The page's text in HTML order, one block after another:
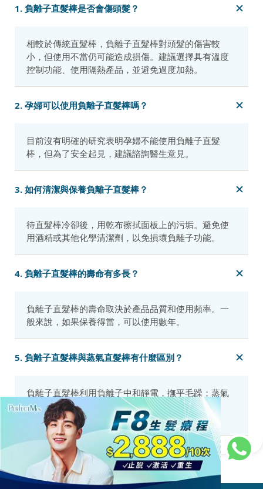
1. 負離子直髮棒是否會傷頭髮？
相較於傳統直髮棒，負離子直髮棒對頭髮的傷害較
小，但使用不當仍可能造成損傷。建議選擇具有溫度
控制功能、使用隔熱產品，並避免過度加熱。
2. 孕婦可以使用負離子直髮棒嗎？
目前沒有明確的研究表明孕婦不能使用負離子直髮
棒，但為了安全起見，建議諮詢醫生意見。
3. 如何清潔與保養負離子直髮棒？
待直髮棒冷卻後，用乾布擦拭面板上的污垢。避免使
用酒精或其他化學清潔劑，以免損壞負離子功能。
4. 負離子直髮棒的壽命有多長？
負離子直髮棒的壽命取決於產品品質和使用頻率。一
般來說，如果保養得當，可以使用數年。
5. 負離子直髮棒與蒸氣直髮棒有什麼區別？
負離子直髮棒利用負離子中和靜電，撫平毛躁；蒸氣
直髮棒則利用高溫蒸氣軟化頭髮，使頭髮更易於造
型。兩者都能達到直髮效果，但原理不同。